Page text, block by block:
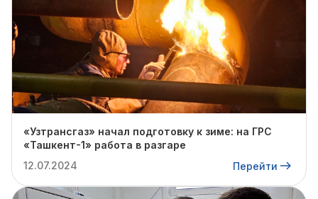
«Узтрансгаз» начал подготовку к зиме: на ГРС
«Ташкент-1» работа в разгаре
12.07.2024
Перейти